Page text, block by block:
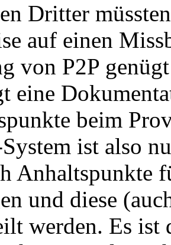
Dritter
auf einen
von P2P
eine
beim
ist also
Anhaltspunkte
und diese
werden. Es ist